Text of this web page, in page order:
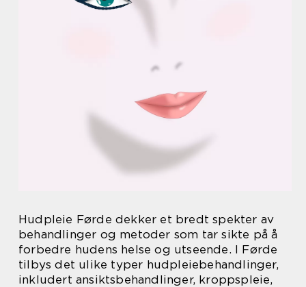
Hudpleie Førde dekker et bredt spekter av
behandlinger og metoder som tar sikte på å
forbedre hudens helse og utseende. I Førde
tilbys det ulike typer hudpleiebehandlinger,
inkludert ansiktsbehandlinger, kroppspleie,